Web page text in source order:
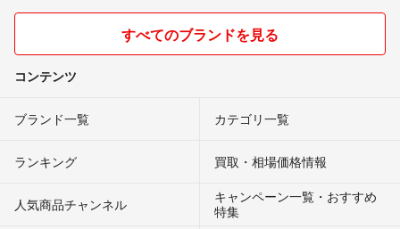
すべてのブランドを見る
コンテンツ
ブランド一覧 カテゴリ一覧
ランキング 買取・相場価格情報
人気商品チャンネル
キャンペーン一覧・おすすめ
特集